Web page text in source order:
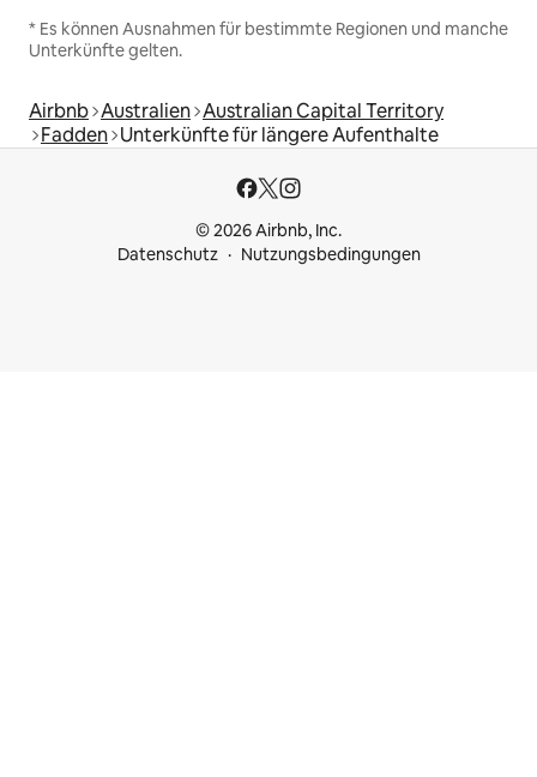
* Es können Ausnahmen für bestimmte Regionen und manche
Unterkünfte gelten.
Airbnb Australien Australian Capital Territory
Fadden Unterkünfte für längere Aufenthalte
© 2026 Airbnb, Inc.
Datenschutz
Nutzungsbedingungen